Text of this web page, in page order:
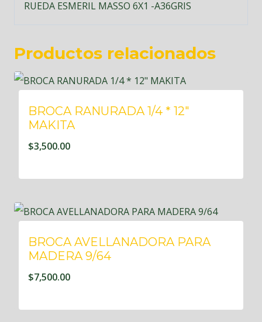
RUEDA ESMERIL MASSO 6X1 -A36GRIS
Productos relacionados
BROCA RANURADA 1/4 * 12″
MAKITA
$3,500.00
BROCA AVELLANADORA PARA
MADERA 9/64
$7,500.00